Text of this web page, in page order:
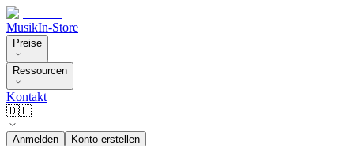
MusikIn-Store
Preise
Ressourcen
Kontakt
🇩🇪
Anmelden Konto erstellen